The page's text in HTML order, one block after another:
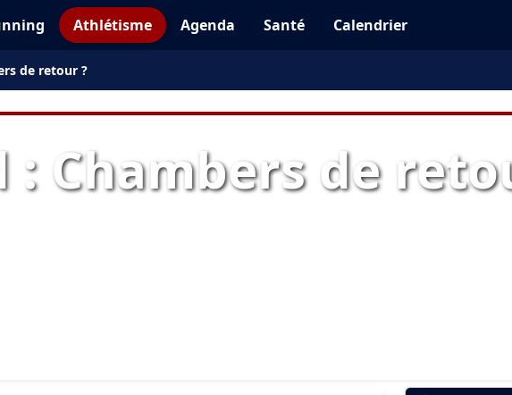
Athlétisme Agenda Santé Calendrier
de retour ?
: Chambers de